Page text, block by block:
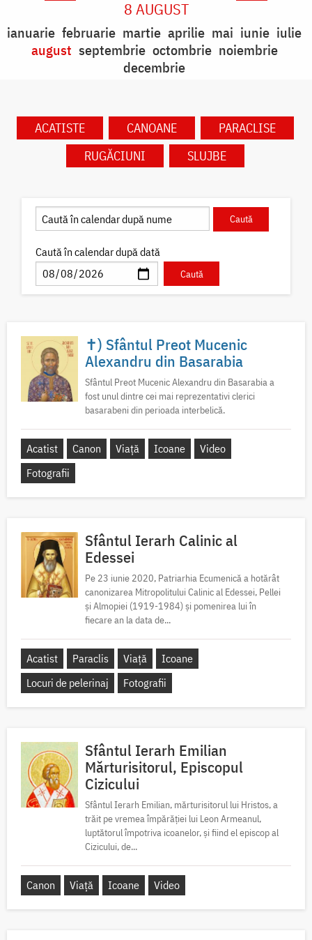
8 AUGUST
ianuarie februarie martie aprilie mai iunie iulie
august septembrie octombrie noiembrie
decembrie
ACATISTE CANOANE
PARACLISE
RUGĂCIUNI
SLUJBE
Caută în calendar după dată
✝) Sfântul Preot Mucenic
Alexandru din Basarabia
Sfântul Preot Mucenic Alexandru din Basarabia a
fost unul dintre cei mai reprezentativi clerici
basarabeni din perioada interbelică.
Acatist Canon Viață Icoane
Video
Fotografii
Sfântul Ierarh Calinic al
Edessei
Pe 23 iunie 2020, Patriarhia Ecumenică a hotărât
canonizarea Mitropolitului Calinic al Edessei, Pellei
și Almopiei (1919-1984) și pomenirea lui în
fiecare an la data de...
Acatist Paraclis Viață
Icoane
Locuri de pelerinaj
Fotografii
Sfântul Ierarh Emilian
Mărturisitorul, Episcopul
Cizicului
Sfântul Ierarh Emilian, mărturisitorul lui Hristos, a
trăit pe vremea împărăției lui Leon Armeanul,
luptătorul împotriva icoanelor, și fiind el episcop al
Cizicului, de...
Canon Viață Icoane Video